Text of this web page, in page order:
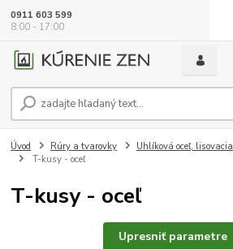
0911 603 599
8:00 - 17:00
Úvod Rúry a tvarovky Uhlíková oceľ, lisovacia
T-kusy - oceľ
T-kusy - oceľ
Upresniť parametre